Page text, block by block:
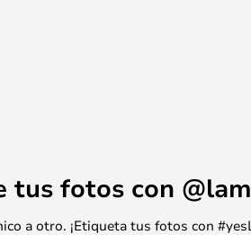
tus fotos con
a otro. ¡Etiqueta tus fotos con